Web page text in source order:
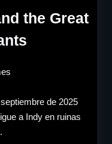
the Great
de 2025
a Indy en ruinas